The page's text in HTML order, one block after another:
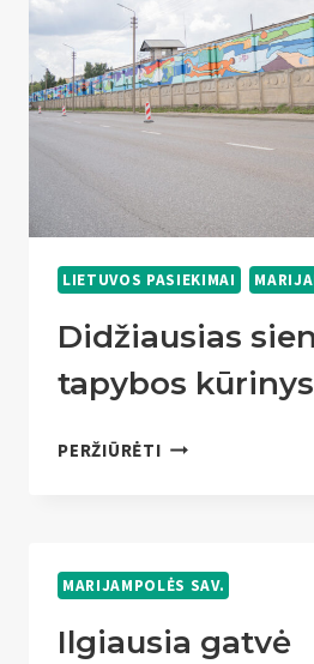
LIETUVOS PASIEKIMAI
Didžiausias
tapybos kūrinys
PERŽIŪRĖTIDIDŽIAUSIAS
MARIJAMPOLĖS SAV.
Ilgiausia gatvė